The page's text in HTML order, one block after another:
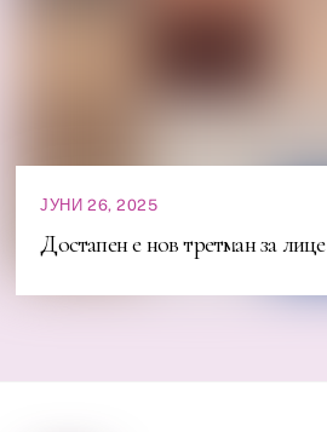
ЈУНИ 26, 2025
Достапен е нов третман за лице